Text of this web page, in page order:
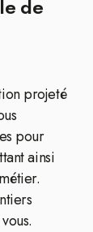
de
projeté
pour
ainsi